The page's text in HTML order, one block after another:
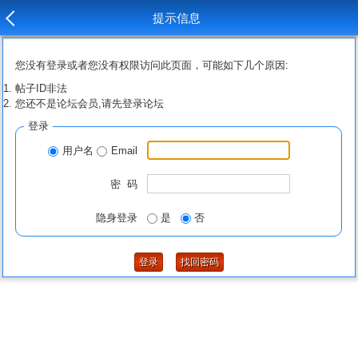
提示信息
您没有登录或者您没有权限访问此页面，可能如下几个原因:
帖子ID非法
您还不是论坛会员,请先登录论坛
登录
用户名 Email
密 码
隐身登录 是 否